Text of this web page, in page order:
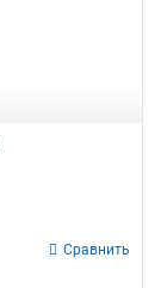
Сравнить